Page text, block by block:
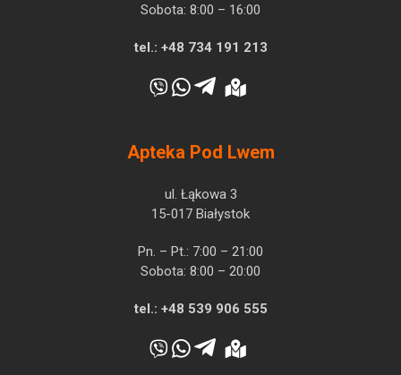
Sobota: 8:00 – 16:00
tel.: +48 734 191 213
Apteka Pod Lwem
ul. Łąkowa 3
15-017 Białystok
Pn. – Pt.: 7:00 – 21:00
Sobota: 8:00 – 20:00
tel.: +48 539 906 555